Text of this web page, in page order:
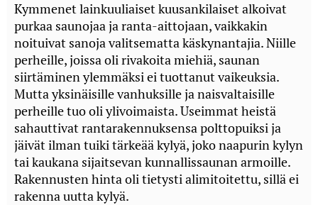
Kymmenet lainkuuliaiset kuusankilaiset alkoivat
purkaa saunojaa ja ranta-aittojaan, vaikkakin
noituivat sanoja valitsematta käskynantajia. Niille
perheille, joissa oli rivakoita miehiä, saunan
siirtäminen ylemmäksi ei tuottanut vaikeuksia.
Mutta yksinäisille vanhuksille ja naisvaltaisille
perheille tuo oli ylivoimaista. Useimmat heistä
sahauttivat rantarakennuksensa polttopuiksi ja
jäivät ilman tuiki tärkeää kylyä, joko naapurin kylyn
tai kaukana sijaitsevan kunnallissaunan armoille.
Rakennusten hinta oli tietysti alimitoitettu, sillä ei
rakenna uutta kylyä.